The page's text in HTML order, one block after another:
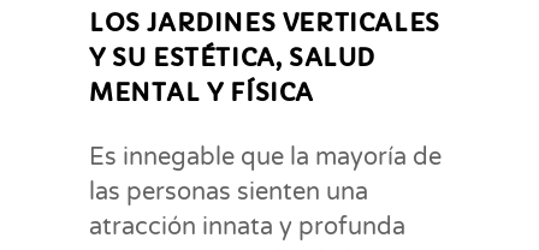
LOS JARDINES VERTICALES
Y SU ESTÉTICA, SALUD
MENTAL Y FÍSICA
Es innegable que la mayoría de
las personas sienten una
atracción innata y profunda